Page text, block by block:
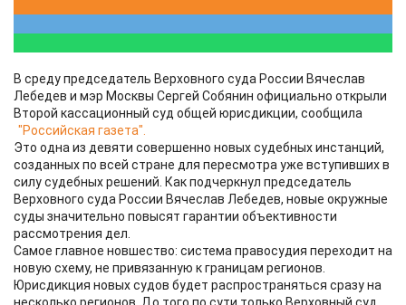
В среду председатель Верховного суда России Вячеслав
Лебедев и мэр Москвы Сергей Собянин официально открыли
Второй кассационный суд общей юрисдикции, сообщила
"Российская газета".
Это одна из девяти совершенно новых судебных инстанций,
созданных по всей стране для пересмотра уже вступивших в
силу судебных решений. Как подчеркнул председатель
Верховного суда России Вячеслав Лебедев, новые окружные
суды значительно повысят гарантии объективности
рассмотрения дел.
Самое главное новшество: система правосудия переходит на
новую схему, не привязанную к границам регионов.
Юрисдикция новых судов будет распространяться сразу на